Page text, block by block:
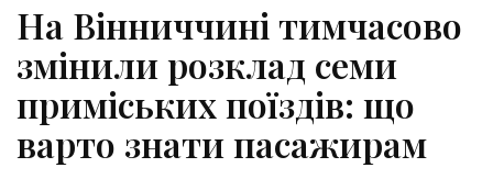
На Вінниччині тимчасово
змінили розклад семи
приміських поїздів: що
варто знати пасажирам